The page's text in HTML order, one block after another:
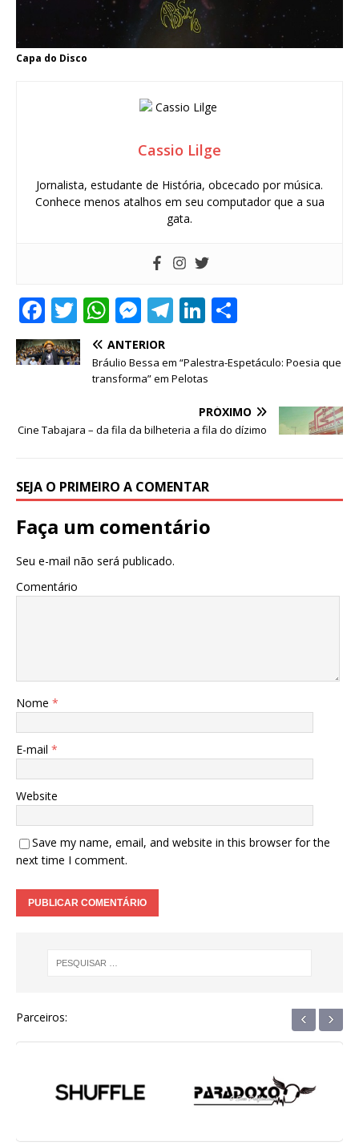
Capa do Disco
Cassio Lilge
Jornalista, estudante de História, obcecado por música.
Conhece menos atalhos em seu computador que a sua
gata.
F
a
c
o
k
T
w
it
te
W
h
at
s
p
M
e
ss
e
g
r
T
e
g
m
Li
k
e
dI
n
ar
ANTERIOR
Bráulio Bessa em “Palestra-Espetáculo: Poesia que
transforma” em Pelotas
PRÓXIMO
Cine Tabajara – da fila da bilheteria a fila do dízimo
SEJA O PRIMEIRO A COMENTAR
Faça um comentário
Seu e-mail não será publicado.
Comentário
Nome *
E-mail *
Website
Save my name, email, and website in this browser for the
next time I comment.
Parceiros: ‹ ›